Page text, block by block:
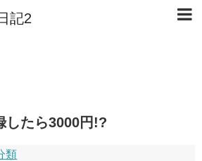
記2
したら3000円!?
類